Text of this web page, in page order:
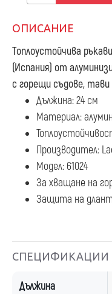
ОПИСАНИЕ
Топлоустойчива
(Испания) от
с горещи съдове, тави
Дължина: 24 см
Материал:
Производител:
Модел: 61024
За хващане на
Защита на
СПЕЦИФИКАЦИИ
Дължина